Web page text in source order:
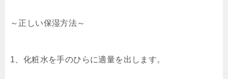
～正しい保湿方法～
1、化粧水を手のひらに適量を出します。